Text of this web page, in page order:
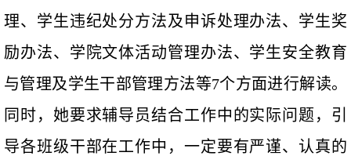
理、学生违纪处分方法及申诉处理办法、学生奖
励办法、学院文体活动管理办法、学生安全教育
与管理及学生干部管理方法等7个方面进行解读。
同时，她要求辅导员结合工作中的实际问题，引
导各班级干部在工作中，一定要有严谨、认真的